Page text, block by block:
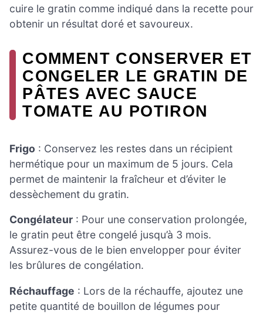
cuire le gratin comme indiqué dans la recette pour
obtenir un résultat doré et savoureux.
COMMENT CONSERVER ET
CONGELER LE GRATIN DE
PÂTES AVEC SAUCE
TOMATE AU POTIRON
Frigo : Conservez les restes dans un récipient
hermétique pour un maximum de 5 jours. Cela
permet de maintenir la fraîcheur et d’éviter le
dessèchement du gratin.
Congélateur : Pour une conservation prolongée,
le gratin peut être congelé jusqu’à 3 mois.
Assurez-vous de le bien envelopper pour éviter
les brûlures de congélation.
Réchauffage : Lors de la réchauffe, ajoutez une
petite quantité de bouillon de légumes pour